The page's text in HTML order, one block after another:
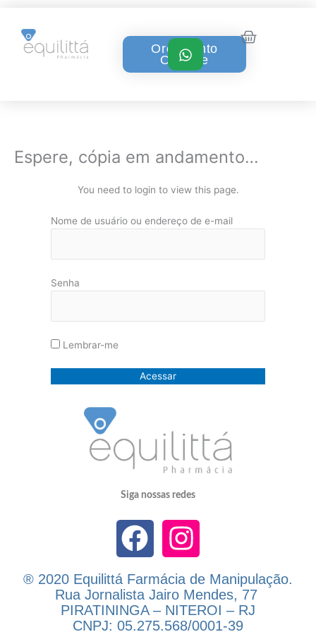
conteúdo
Orçamento
On-Line
Carrinho
Espere, cópia em andamento…
You need to login to view this page.
Nome de usuário ou endereço de e-mail
Senha
Lembrar-me
Siga nossas redes
F
a
c
e
I
n
s
t
® 2020 Equilittá Farmácia de Manipulação.
Rua Jornalista Jairo Mendes, 77
PIRATININGA – NITEROI – RJ
CNPJ: 05.275.568/0001-39